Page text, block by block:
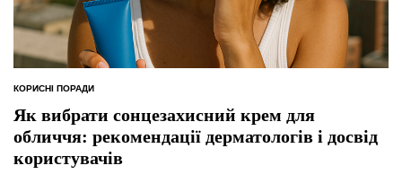
ОПУБЛІКУВАТИ
У
КОРИСНІ ПОРАДИ
Як вибрати сонцезахисний крем для
обличчя: рекомендації дерматологів і досвід
користувачів